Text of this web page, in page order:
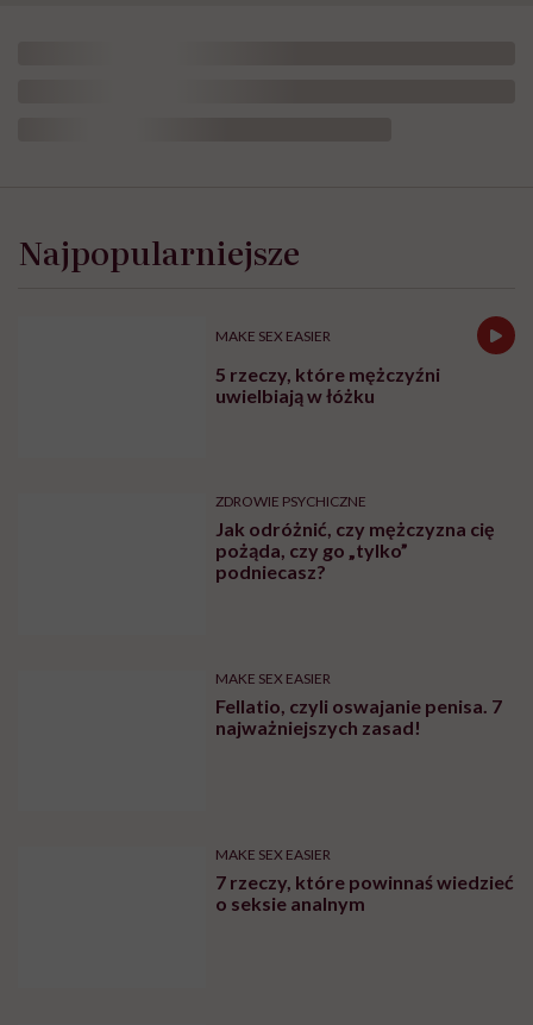
ciążowa.
Marzena
Najpopularniejsze
MAKE SEX EASIER
5 rzeczy, które mężczyźni
uwielbiają w łóżku
ZDROWIE PSYCHICZNE
Jak odróżnić, czy mężczyzna cię
pożąda, czy go „tylko”
podniecasz?
MAKE SEX EASIER
Fellatio, czyli oswajanie penisa. 7
najważniejszych zasad!
MAKE SEX EASIER
7 rzeczy, które powinnaś wiedzieć
o seksie analnym